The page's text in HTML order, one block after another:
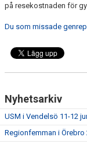
på resekostnaden för
Du som missade
Nyhetsarkiv
USM i Vendelsö 11-12
Regionfemman i Örebro